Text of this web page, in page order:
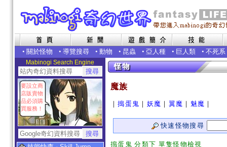
• 關於怪物 • 導覽搜尋 • 動物 • 昆蟲 • 亞人種 • 巨人類 • 不死系
Mabinogi Search Engine
要設立商
店販賣物
品必須購
買服務！
魔族
｜搗蛋鬼 ｜ 妖魔 ｜ 翼魔 ｜ 魅魔 ｜
快速怪物搜尋
搗蛋鬼 分類下 單隻怪物檢視